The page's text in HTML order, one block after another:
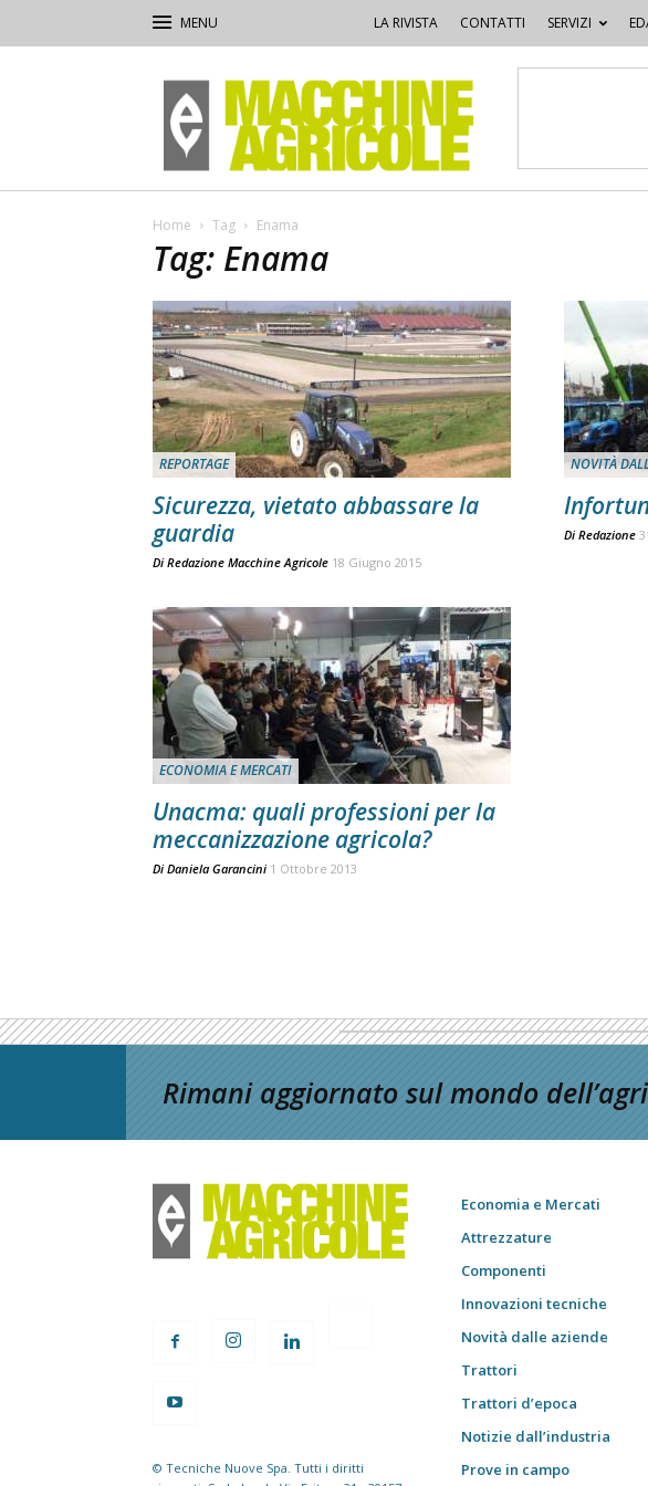
LA RIVISTA CONTATTI SERVIZI
Macchine
Agricole
Home Tag Enama
Tag: Enama
REPORTAGE
Sicurezza, vietato abbassare la
guardia
Di Redazione Macchine Agricole 18 Giugno 2015
NOVITÀ
Di Redazione
ECONOMIA E MERCATI
Unacma: quali professioni per la
meccanizzazione agricola?
Di Daniela Garancini 1 Ottobre 2013
Rimani aggiornato sul mondo
© Tecniche Nuove Spa. Tutti i diritti
Economia e Mercati
Attrezzature
Componenti
Innovazioni tecniche
Novità dalle aziende
Trattori
Trattori d’epoca
Notizie dall’industria
Prove in campo